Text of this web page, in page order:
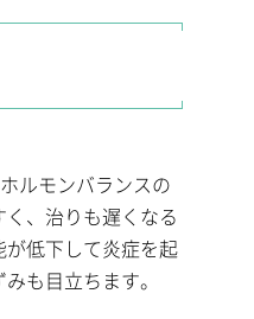
ルモンバランスの
く、治りも遅くなる
低下して炎症を起
も目立ちます。